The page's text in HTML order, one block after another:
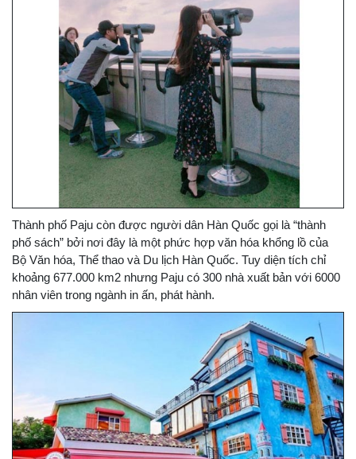
Thành phố Paju còn được người dân Hàn Quốc gọi là “thành
phố sách” bởi nơi đây là một phức hợp văn hóa khổng lồ của
Bộ Văn hóa, Thể thao và Du lịch Hàn Quốc. Tuy diện tích chỉ
khoảng 677.000 km2 nhưng Paju có 300 nhà xuất bản với 6000
nhân viên trong ngành in ấn, phát hành.